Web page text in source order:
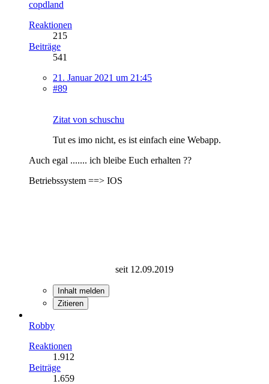
copdland
Reaktionen
215
Beiträge
541
21. Januar 2021 um 21:45
#89
Zitat von schuschu
Tut es imo nicht, es ist einfach eine Webapp.
Auch egal ....... ich bleibe Euch erhalten ??
Betriebssystem ==> IOS
seit 12.09.2019
Inhalt melden
Zitieren
Robby
Reaktionen
1.912
Beiträge
1.659